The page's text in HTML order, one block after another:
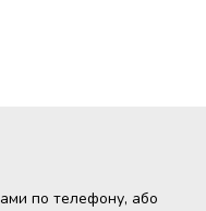
по телефону, або